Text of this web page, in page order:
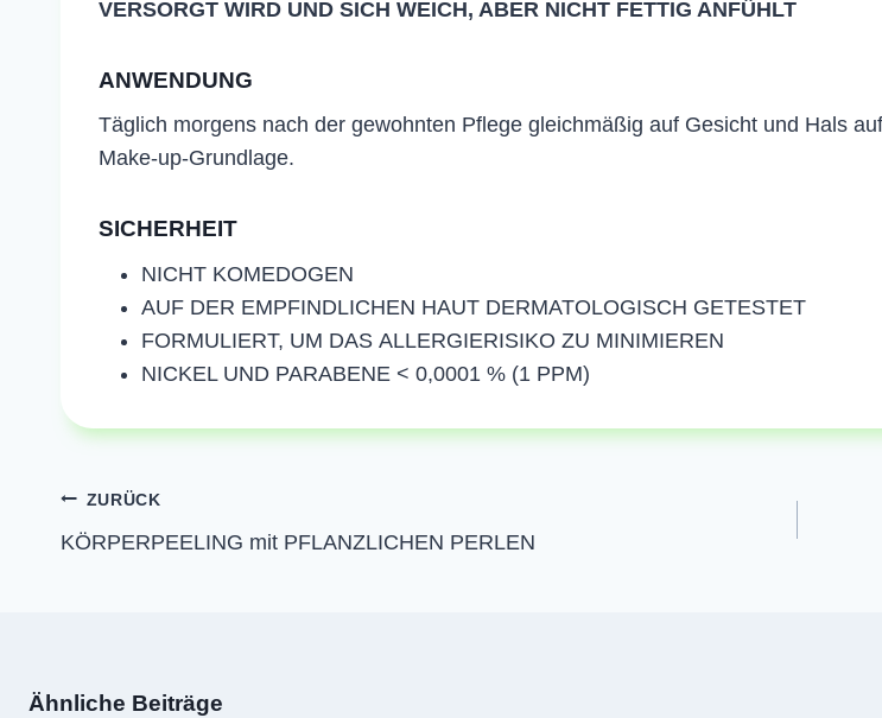
VERSORGT WIRD UND SICH WEICH, ABER NICHT FETTIG ANFÜHLT
ANWENDUNG
Täglich morgens nach der gewohnten Pflege gleichmäßig auf Gesicht und Hals
Make-up-Grundlage.
SICHERHEIT
NICHT KOMEDOGEN
AUF DER EMPFINDLICHEN HAUT DERMATOLOGISCH GETESTET
FORMULIERT, UM DAS ALLERGIERISIKO ZU MINIMIEREN
NICKEL UND PARABENE < 0,0001 % (1 PPM)
Beitragsnavigation
ZURÜCK
KÖRPERPEELING mit PFLANZLICHEN PERLEN
Ähnliche Beiträge